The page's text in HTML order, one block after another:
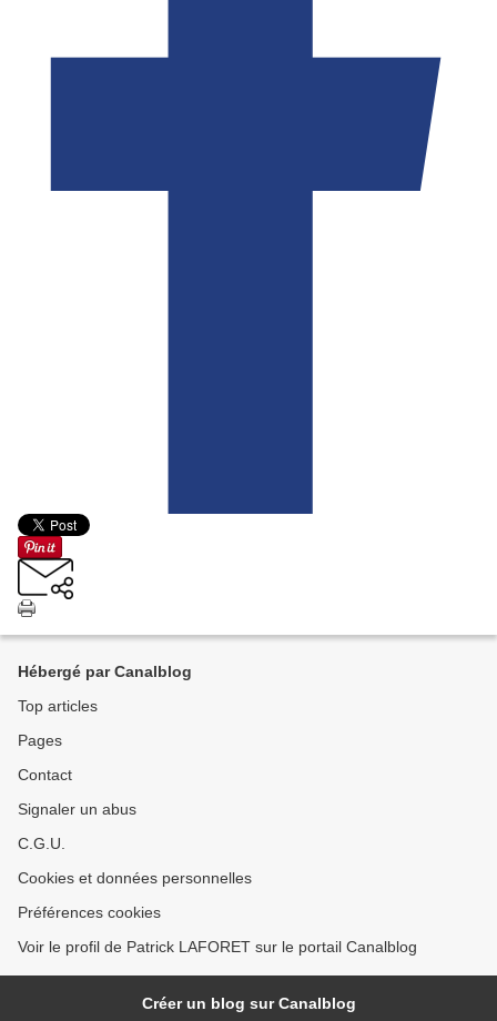
Hébergé par Canalblog
Top articles
Pages
Contact
Signaler un abus
C.G.U.
Cookies et données personnelles
Préférences cookies
Voir le profil de Patrick LAFORET sur le portail Canalblog
Créer un blog sur Canalblog